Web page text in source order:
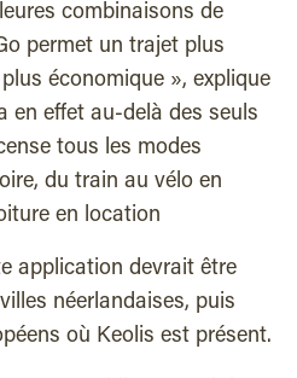
combinaisons de
permet un trajet plus
économique », explique
en effet au-delà des seuls
tous les modes
du train au vélo en
en location
application devrait être
néerlandaises, puis
où Keolis est présent.